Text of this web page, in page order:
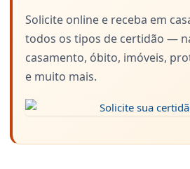
Solicite online e receba em
todos os tipos de certidão —
casamento, óbito, imóveis,
e muito mais.